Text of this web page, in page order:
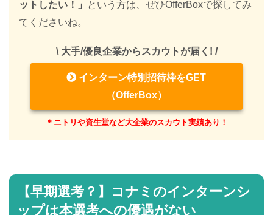
ットしたい！」
という方は、ぜひOfferBoxで探してみ
てくださいね。
\ 大手/優良企業からスカウトが届く! /
インターン特別招待枠をGET
（OfferBox）
＊ニトリや資生堂など大企業のスカウト実績あり！
【早期選考？】コナミのインターンシ
ップは本選考への優遇がない